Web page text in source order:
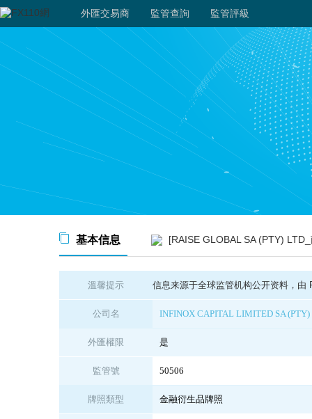
外匯交易商 監管查詢 監管評級
基本信息 [RAISE GLOBAL SA (PTY) LTD_南非監
溫馨提示 信息来源于全球监管机构公开资料，由
公司名 INFINOX CAPITAL LIMITED SA (PTY)
外匯權限 是
監管號 50506
牌照類型 金融衍生品牌照